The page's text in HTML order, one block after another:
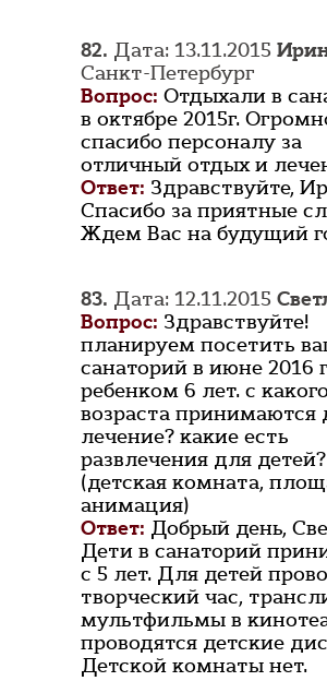
82. Дата: 13.11.2015
Санкт-Петербург
Вопрос: Отдыхали в
в октябре 2015г.
спасибо персоналу за
отличный отдых и
Ответ: Здравствуйте,
Спасибо за приятные
Ждем Вас на будущий
83. Дата: 12.11.2015
Вопрос: Здравствуйте!
планируем посетить
санаторий в июне 2016
ребенком 6 лет. с какого
возраста принимаются
лечение? какие есть
развлечения для детей?
(детская комната,
анимация)
Ответ: Добрый день,
Дети в санаторий
с 5 лет. Для детей
творческий час,
мультфильмы в
проводятся детские
Детской комнаты нет.